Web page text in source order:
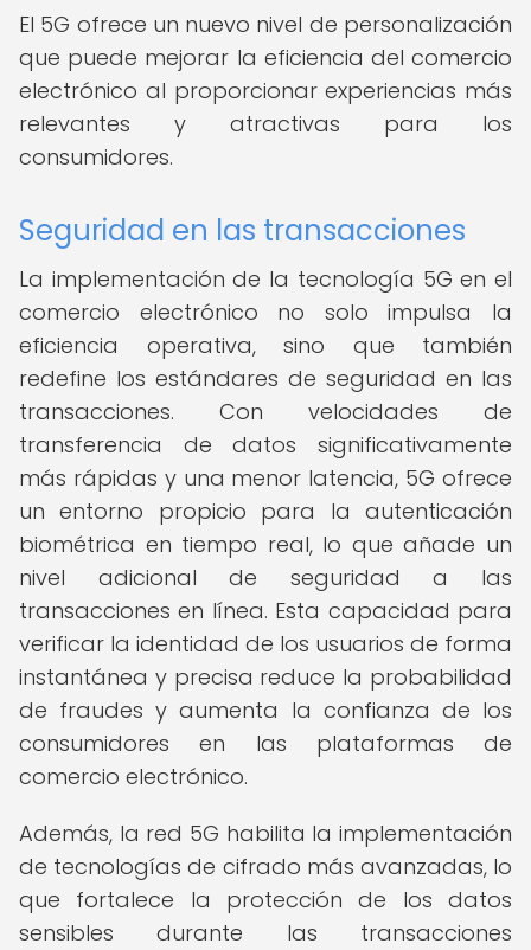
El 5G ofrece un nuevo nivel de personalización
que puede mejorar la eficiencia del comercio
electrónico al proporcionar experiencias más
relevantes y atractivas para los
consumidores.
Seguridad en las transacciones
La implementación de la tecnología 5G en el
comercio electrónico no solo impulsa la
eficiencia operativa, sino que también
redefine los estándares de seguridad en las
transacciones. Con velocidades de
transferencia de datos significativamente
más rápidas y una menor latencia, 5G ofrece
un entorno propicio para la autenticación
biométrica en tiempo real, lo que añade un
nivel adicional de seguridad a las
transacciones en línea. Esta capacidad para
verificar la identidad de los usuarios de forma
instantánea y precisa reduce la probabilidad
de fraudes y aumenta la confianza de los
consumidores en las plataformas de
comercio electrónico.
Además, la red 5G habilita la implementación
de tecnologías de cifrado más avanzadas, lo
que fortalece la protección de los datos
sensibles durante las transacciones